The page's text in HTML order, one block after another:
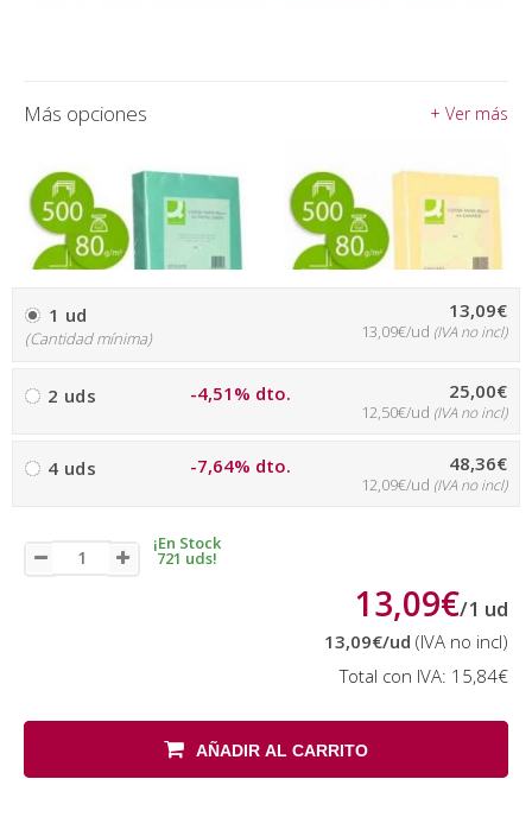
Más opciones + Ver más
1 ud
(Cantidad mínima)
13,09€
13,09€/ud (IVA no incl)
2 uds -4,51% dto. 25,00€
12,50€/ud (IVA no incl)
4 uds -7,64% dto. 48,36€
12,09€/ud (IVA no incl)
¡En Stock
721 uds!
13,09€/1 ud
13,09€/ud (IVA no incl)
Total con IVA: 15,84€
AÑADIR AL CARRITO